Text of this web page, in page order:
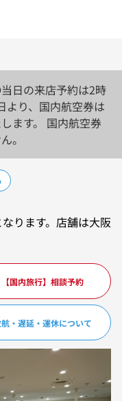
日の来店予約は2時
より、国内航空券は
ます。 国内航空券
。
ります。店舗は大阪
【国内旅行】相談予約
・遅延・運休について